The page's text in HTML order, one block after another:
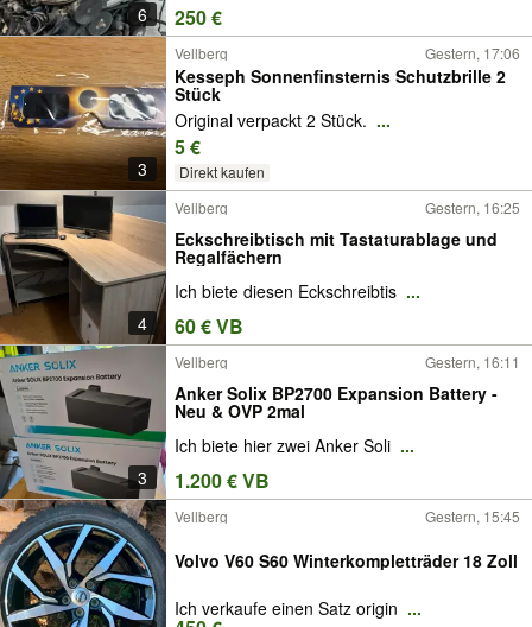
6 250 €
3
Vellberg Gestern, 17:06
Kesseph Sonnenfinsternis Schutzbrille 2
Stück
Original verpackt 2 Stück. ...
5 €
Direkt kaufen
4
Vellberg Gestern, 16:25
Eckschreibtisch mit Tastaturablage und
Regalfächern
Ich biete diesen Eckschreibtis ...
60 € VB
3
Vellberg Gestern, 16:11
Anker Solix BP2700 Expansion Battery -
Neu & OVP 2mal
Ich biete hier zwei Anker Soli ...
1.200 € VB
Vellberg Gestern, 15:45
Volvo V60 S60 Winterkompletträder 18 Zoll
Ich verkaufe einen Satz origin ...